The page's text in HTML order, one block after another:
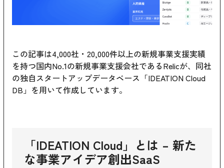
この記事は4,000社・20,000件以上の新規事業支援実績
を持つ国内No.1の新規事業支援会社であるRelicが、同社
の独自スタートアップデータベース「IDEATION Cloud
DB」を用いて作成しています。
「IDEATION Cloud 」とは – 新た
な事業アイデア創出SaaS